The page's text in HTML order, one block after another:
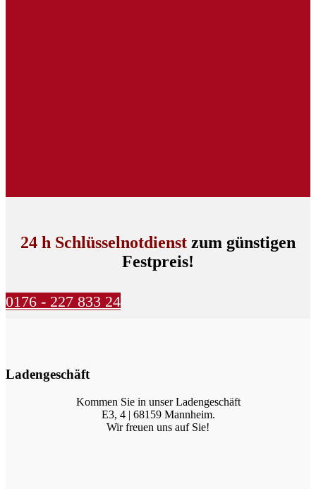
24 h Schlüsselnotdienst zum günstigen
Festpreis!
0176 - 227 833 24
Ladengeschäft
Kommen Sie in unser Ladengeschäft
E3, 4 | 68159 Mannheim.
Wir freuen uns auf Sie!